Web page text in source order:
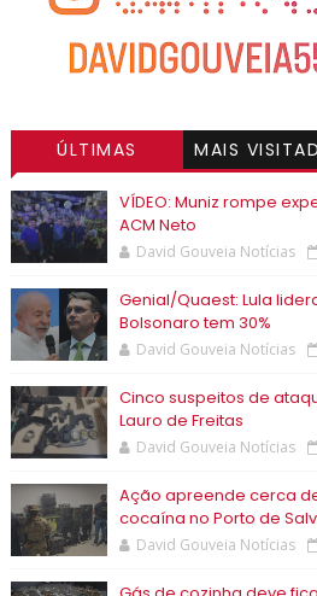
ÚLTIMAS MAIS
VÍDEO: Muniz rompe
ACM Neto
David Gouveia Notícias
Genial/Quaest: Lula
Bolsonaro tem 30%
David Gouveia Notícias
Cinco suspeitos de
Lauro de Freitas
David Gouveia Notícias
Ação apreende cerca
cocaína no Porto de
David Gouveia Notícias